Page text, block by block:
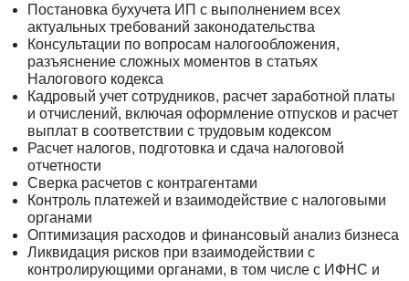
Постановка бухучета ИП с выполнением всех
актуальных требований законодательства
Консультации по вопросам налогообложения,
разъяснение сложных моментов в статьях
Налогового кодекса
Кадровый учет сотрудников, расчет заработной платы
и отчислений, включая оформление отпусков и расчет
выплат в соответствии с трудовым кодексом
Расчет налогов, подготовка и сдача налоговой
отчетности
Сверка расчетов с контрагентами
Контроль платежей и взаимодействие с налоговыми
органами
Оптимизация расходов и финансовый анализ бизнеса
Ликвидация рисков при взаимодействии с
контролирующими органами, в том числе с ИФНС и